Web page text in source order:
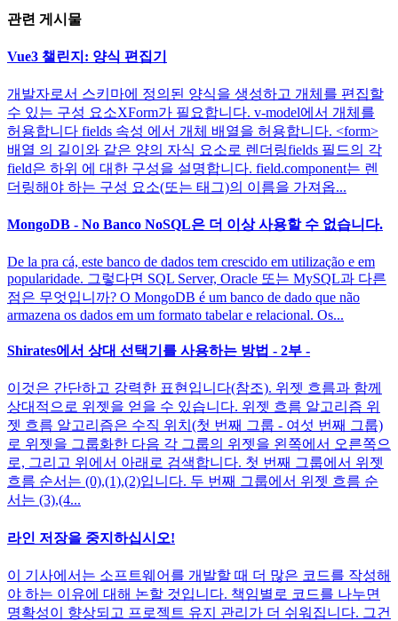
관련 게시물
Vue3 챌린지: 양식 편집기
개발자로서 스키마에 정의된 양식을 생성하고 개체를 편집할
수 있는 구성 요소XForm가 필요합니다. v-model에서 개체를
허용합니다 fields 속성 에서 개체 배열을 허용합니다. <form>
배열 의 길이와 같은 양의 자식 요소로 렌더링fields 필드의 각
field은 하위 에 대한 구성을 설명합니다. field.component는 렌
더링해야 하는 구성 요소(또는 태그)의 이름을 가져옵...
MongoDB - No Banco NoSQL은 더 이상 사용할 수 없습니다.
De la pra cá, este banco de dados tem crescido em utilização e em
popularidade. 그렇다면 SQL Server, Oracle 또는 MySQL과 다른
점은 무엇입니까? O MongoDB é um banco de dado que não
armazena os dados em um formato tabelar e relacional. Os...
Shirates에서 상대 선택기를 사용하는 방법 - 2부 -
이것은 간단하고 강력한 표현입니다(참조). 위젯 흐름과 함께
상대적으로 위젯을 얻을 수 있습니다. 위젯 흐름 알고리즘 위
젯 흐름 알고리즘은 수직 위치(첫 번째 그룹 - 여섯 번째 그룹)
로 위젯을 그룹화한 다음 각 그룹의 위젯을 왼쪽에서 오른쪽으
로, 그리고 위에서 아래로 검색합니다. 첫 번째 그룹에서 위젯
흐름 순서는 (0),(1),(2)입니다. 두 번째 그룹에서 위젯 흐름 순
서는 (3),(4...
라인 저장을 중지하십시오!
이 기사에서는 소프트웨어를 개발할 때 더 많은 코드를 작성해
야 하는 이유에 대해 논할 것입니다. 책임별로 코드를 나누면
명확성이 향상되고 프로젝트 유지 관리가 더 쉬워집니다. 그건